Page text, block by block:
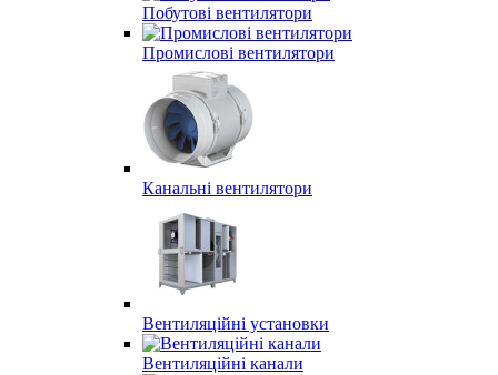
Побутові вентилятори
Промислові вентилятори
Канальні вентилятори
Вентиляційні установки
Вентиляційні канали